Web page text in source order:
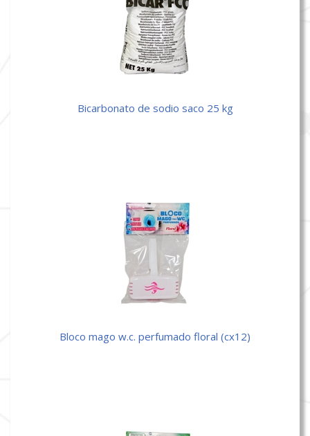
bicarbonato de sodio saco 25 kg
bloco mago w.c. perfumado floral (cx12)